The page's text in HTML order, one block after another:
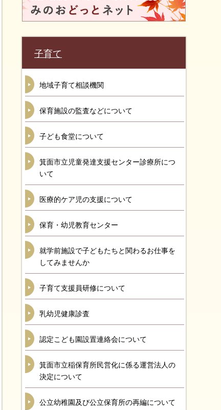
子育て
地域子育て相談機関
保育施設の監査などについて
子ども食堂について
箕面市立児童発達支援センター診療所につ
いて
医療的ケア児の支援について
保育・幼児教育センター
就学前施設で子どもたちと関わるお仕事を
してみませんか
子育て支援員研修について
乳幼児健康診査
認定こども園設置連絡会について
箕面市立稲保育所民営化に係る運営法人の
決定について
公立幼稚園及び公立保育所の再編について